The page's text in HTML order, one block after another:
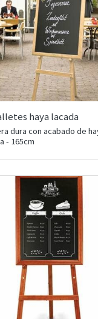
haya lacada
dura con acabado de
- 165cm